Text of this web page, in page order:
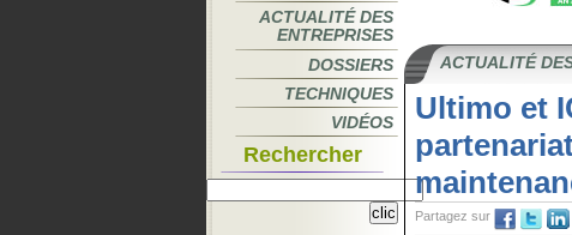
ACTUALITÉ DES
ENTREPRISES
DOSSIERS
TECHNIQUES
VIDÉOS
Rechercher
ACTUALITÉ
Ultimo et
Partagez sur